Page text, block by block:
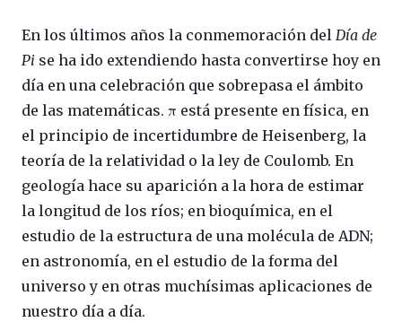
En los últimos años la conmemoración del Día de
Pi se ha ido extendiendo hasta convertirse hoy en
día en una celebración que sobrepasa el ámbito
de las matemáticas. π está presente en física, en
el principio de incertidumbre de Heisenberg, la
teoría de la relatividad o la ley de Coulomb. En
geología hace su aparición a la hora de estimar
la longitud de los ríos; en bioquímica, en el
estudio de la estructura de una molécula de ADN;
en astronomía, en el estudio de la forma del
universo y en otras muchísimas aplicaciones de
nuestro día a día.